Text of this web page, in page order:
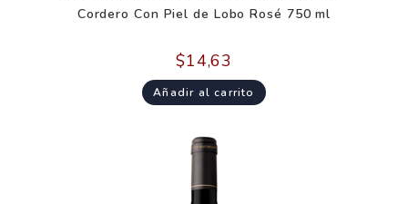
Cordero Con Piel de Lobo Rosé 750 ml
$14,63
Añadir al carrito